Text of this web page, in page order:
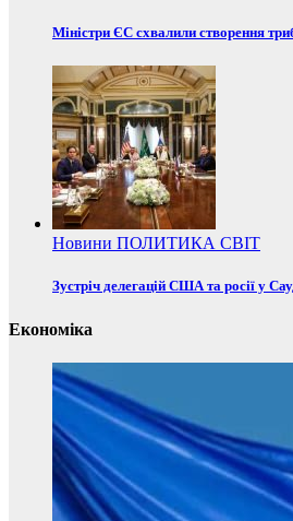
Міністри ЄС схвалили створення
Новини ПОЛИТИКА СВІТ
Зустріч делегацій США та росії у
Економіка